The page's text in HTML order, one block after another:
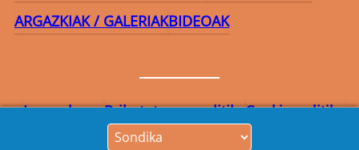
ARGAZKIAK / GALERIAKBIDEOAK
Lege-oharraPribatutasun-politikaCookie politika